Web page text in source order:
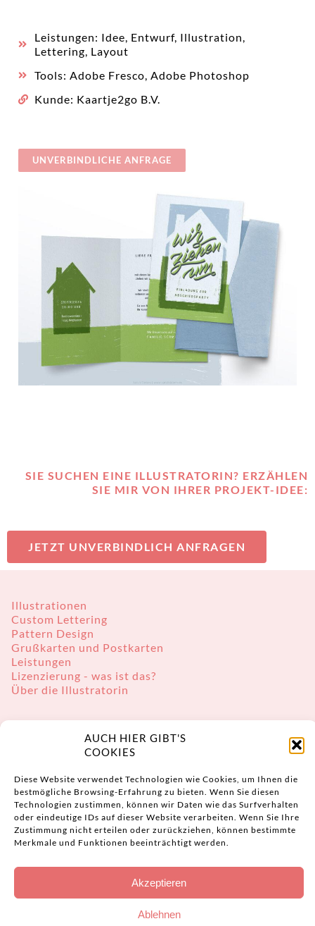
AUCH HIER GIBT'S
COOKIES
Diese Website verwendet Technologien wie Cookies, um Ihnen die
bestmögliche Browsing-Erfahrung zu bieten. Wenn Sie diesen
Technologien zustimmen, können wir Daten wie das Surfverhalten
oder eindeutige IDs auf dieser Website verarbeiten. Wenn Sie Ihre
Zustimmung nicht erteilen oder zurückziehen, können bestimmte
Merkmale und Funktionen beeinträchtigt werden.
Akzeptieren
Ablehnen
Leistungen: Idee, Entwurf, Illustration,
Lettering, Layout
Tools: Adobe Fresco, Adobe Photoshop
Kunde: Kaartje2go B.V.
UNVERBINDLICHE ANFRAGE
SIE SUCHEN EINE ILLUSTRATORIN? ERZÄHLEN
SIE MIR VON IHRER PROJEKT-IDEE:
JETZT UNVERBINDLICH ANFRAGEN
Illustrationen
Custom Lettering
Pattern Design
Grußkarten und Postkarten
Leistungen
Lizenzierung - was ist das?
Über die Illustratorin
KONTAKT
mail(at)sarahdeters.de
Impressum|Datenschutz